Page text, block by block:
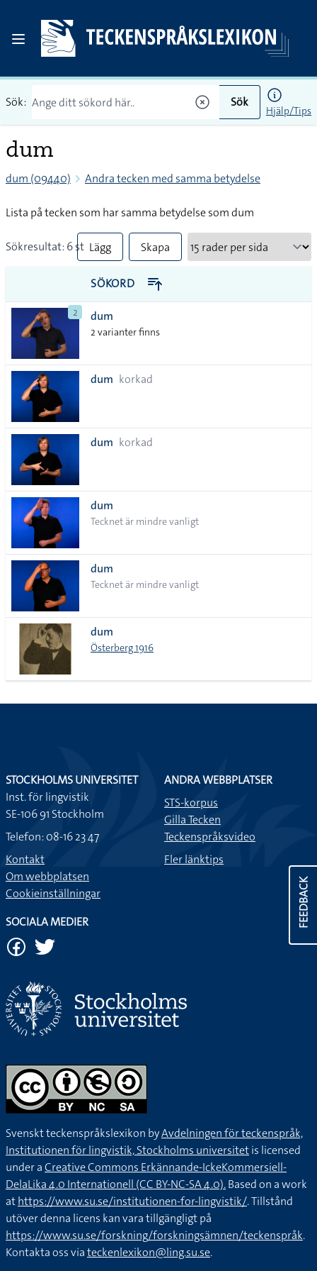
Sök: Sök
Hjälp/Tips
dum
dum (09440) Andra tecken med samma betydelse
Lista på tecken som har samma betydelse som dum
Sökresultat: 6 st Lägg
till
alla i
lista
Skapa
PDF
SÖKORD
2 dum
2 varianter finns
dum korkad
dum korkad
dum
Tecknet är mindre vanligt
dum
Tecknet är mindre vanligt
dum
Österberg 1916
FEEDBACK
STOCKHOLMS UNIVERSITET
Inst. för lingvistik
SE-106 91 Stockholm
Telefon: 08-16 23 47
Kontakt
Om webbplatsen
Cookieinställningar
ANDRA WEBBPLATSER
STS-korpus
Gilla Tecken
Teckenspråksvideo
Fler länktips
SOCIALA MEDIER
Svenskt teckenspråkslexikon byAvdelningen för teckenspråk,
Institutionen för lingvistik, Stockholms universitetis licensed
under aCreative Commons Erkännande-IckeKommersiell-
DelaLika 4.0 Internationell (CC BY-NC-SA 4.0).Based on a work
athttps://www.su.se/institutionen-for-lingvistik/. Tillstånd
utöver denna licens kan vara tillgängligt på
https://www.su.se/forskning/forskningsämnen/teckenspråk.
Kontakta oss viateckenlexikon@ling.su.se.